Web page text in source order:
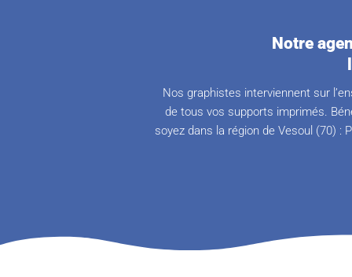
Notre
Nos graphistes interviennent sur
de tous vos supports imprimés.
soyez dans la région de Vesoul (70) :